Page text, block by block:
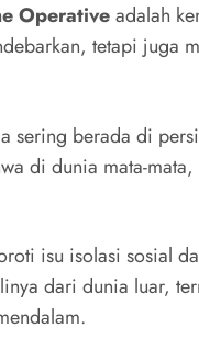
Operativeadalah
tetapi juga
sering berada di
di dunia mata-
isu isolasi sosial
dari dunia luar,